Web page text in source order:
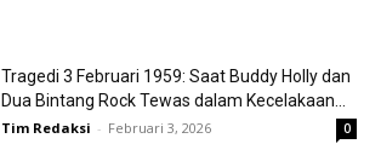
Tragedi 3 Februari 1959: Saat Buddy Holly dan
Dua Bintang Rock Tewas dalam Kecelakaan...
Tim Redaksi - Februari 3, 2026 0